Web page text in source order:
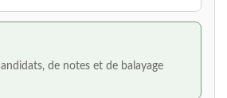
de notes et de balayage